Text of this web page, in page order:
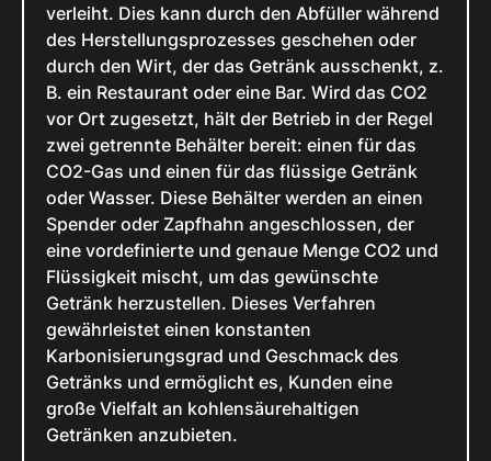
verleiht. Dies kann durch den Abfüller während
des Herstellungsprozesses geschehen oder
durch den Wirt, der das Getränk ausschenkt, z.
B. ein Restaurant oder eine Bar. Wird das CO2
vor Ort zugesetzt, hält der Betrieb in der Regel
zwei getrennte Behälter bereit: einen für das
CO2-Gas und einen für das flüssige Getränk
oder Wasser. Diese Behälter werden an einen
Spender oder Zapfhahn angeschlossen, der
eine vordefinierte und genaue Menge CO2 und
Flüssigkeit mischt, um das gewünschte
Getränk herzustellen. Dieses Verfahren
gewährleistet einen konstanten
Karbonisierungsgrad und Geschmack des
Getränks und ermöglicht es, Kunden eine
große Vielfalt an kohlensäurehaltigen
Getränken anzubieten.